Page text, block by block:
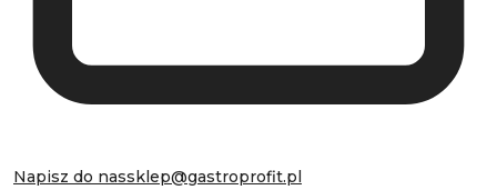
Napisz do nassklep@gastroprofit.pl